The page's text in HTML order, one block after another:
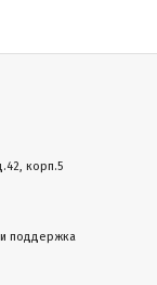
корп.5
поддержка